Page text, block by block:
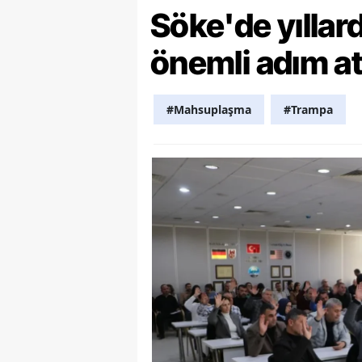
Söke'de
önemli adım
#Mahsuplaşma #Trampa